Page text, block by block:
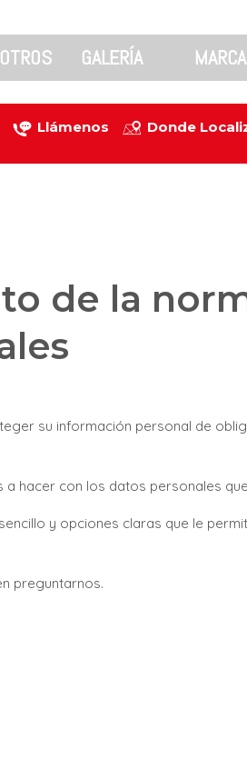
GALERÍA
Llámenos Donde
de la
su información personal de
hacer con los datos personales
y opciones claras que le
preguntarnos.